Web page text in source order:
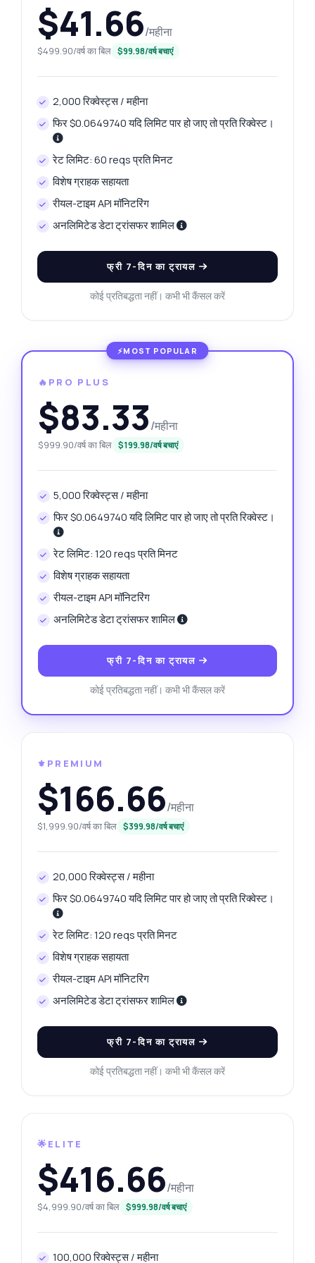
$41.66/महीना
$499.90/वर्ष का बिल $99.98/वर्ष बचाएं
2,000 रिक्वेस्ट्स / महीना
फिर $0.0649740 यदि लिमिट पार हो जाए तो प्रति रिक्वेस्ट।
रेट लिमिट: 60 reqs प्रति मिनट
विशेष ग्राहक सहायता
रीयल-टाइम API मॉनिटरिंग
अनलिमिटेड डेटा ट्रांसफर शामिल
फ्री 7-दिन का ट्रायल
कोई प्रतिबद्धता नहीं। कभी भी कैंसल करें
🔥PRO PLUS
$83.33/महीना
$999.90/वर्ष का बिल $199.98/वर्ष बचाएं
5,000 रिक्वेस्ट्स / महीना
फिर $0.0649740 यदि लिमिट पार हो जाए तो प्रति रिक्वेस्ट।
रेट लिमिट: 120 reqs प्रति मिनट
विशेष ग्राहक सहायता
रीयल-टाइम API मॉनिटरिंग
अनलिमिटेड डेटा ट्रांसफर शामिल
फ्री 7-दिन का ट्रायल
कोई प्रतिबद्धता नहीं। कभी भी कैंसल करें
⚜️PREMIUM
$166.66/महीना
$1,999.90/वर्ष का बिल $399.98/वर्ष बचाएं
20,000 रिक्वेस्ट्स / महीना
फिर $0.0649740 यदि लिमिट पार हो जाए तो प्रति रिक्वेस्ट।
रेट लिमिट: 120 reqs प्रति मिनट
विशेष ग्राहक सहायता
रीयल-टाइम API मॉनिटरिंग
अनलिमिटेड डेटा ट्रांसफर शामिल
फ्री 7-दिन का ट्रायल
कोई प्रतिबद्धता नहीं। कभी भी कैंसल करें
🌟ELITE
$416.66/महीना
$4,999.90/वर्ष का बिल $999.98/वर्ष बचाएं
100,000 रिक्वेस्ट्स / महीना